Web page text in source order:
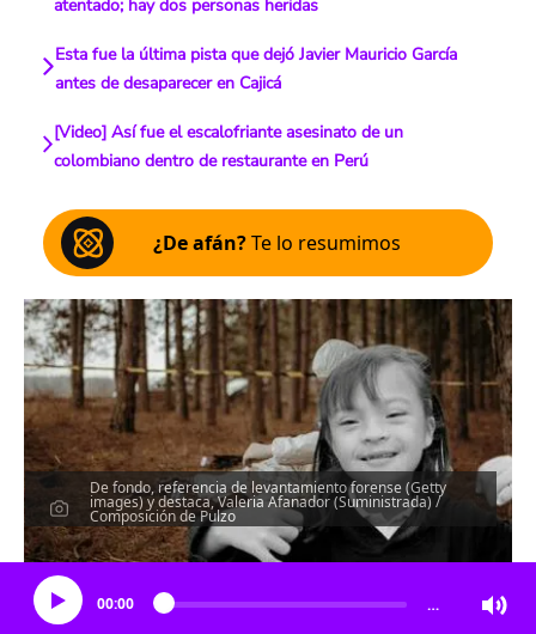
atentado; hay dos personas heridas
Esta fue la última pista que dejó Javier Mauricio García
antes de desaparecer en Cajicá
[Video] Así fue el escalofriante asesinato de un
colombiano dentro de restaurante en Perú
¿De afán?Te lo resumimos
De fondo, referencia de levantamiento forense (Getty
images) y destaca, Valeria Afanador (Suministrada) /
Composición de Pulzo
Escucha el artículo
00:00 …